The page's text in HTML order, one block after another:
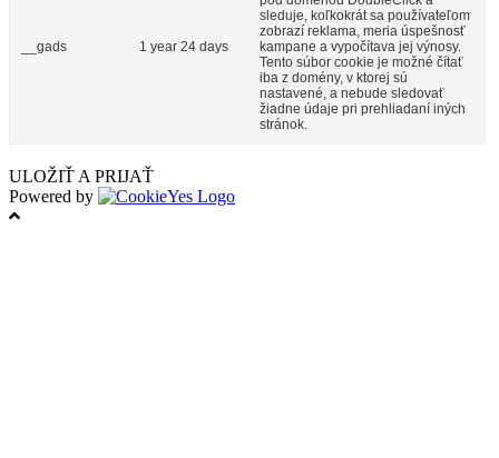
__gads 1 year 24 days
sleduje, koľkokrát sa používateľom
zobrazí reklama, meria úspešnosť
kampane a vypočítava jej výnosy.
Tento súbor cookie je možné čítať
iba z domény, v ktorej sú
nastavené, a nebude sledovať
žiadne údaje pri prehliadaní iných
stránok.
ULOŽIŤ A PRIJAŤ
Powered by